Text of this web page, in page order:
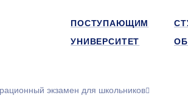
ПОСТУПАЮЩИМ
УНИВЕРСИТЕТ
экзамен для школьников